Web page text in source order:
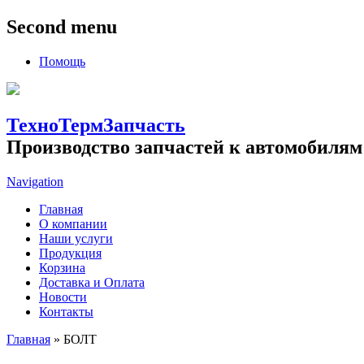
Second menu
Помощь
ТехноТермЗапчасть
Производство запчастей к
Navigation
Главная
О компании
Наши услуги
Продукция
Корзина
Доставка и Оплата
Новости
Контакты
Главная » БОЛТ